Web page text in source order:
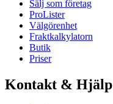
Sälj som företag
ProLister
Välgörenhet
Fraktkalkylatorn
Butik
Priser
Kontakt & Hjälp